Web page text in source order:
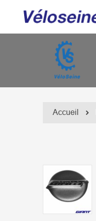
Accueil